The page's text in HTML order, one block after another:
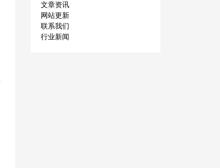
文章资讯
网站更新
联系我们
行业新闻